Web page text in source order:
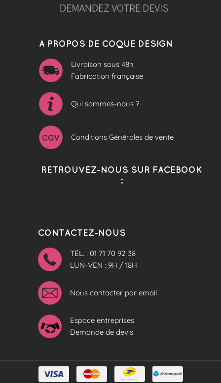
A PROPOS DE COQUE DESIGN
Livraison sous 48h
Fabrication française
Qui sommes-nous ?
Conditions Générales de vente
RETROUVEZ-NOUS SUR FACEBOOK
:
CONTACTEZ-NOUS
TÉL. : 01 71 70 92 38
LUN-VEN : 9H / 18H
Nous contacter par email
Espace entreprises
Demande de devis